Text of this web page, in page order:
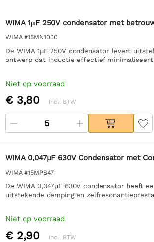
WIMA 1μF 250V condensator met
WIMA #15MN1000
De WIMA 1µF 250V condensator levert
ontwerp dat inductie effectief minimaliseert.
Niet op voorraad
€ 3,80 Incl. BTW
WIMA 0,047µF 630V Condensator met
WIMA #15MPS47
De WIMA 0,047µF 630V condensator heeft
uitstekende demping en
Niet op voorraad
€ 2,90 Incl. BTW